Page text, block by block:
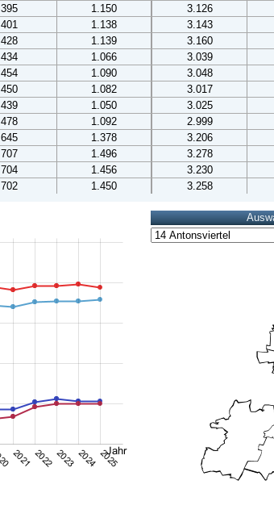
395 1.150 3.126
401 1.138 3.143
428 1.139 3.160
434 1.066 3.039
454 1.090 3.048
450 1.082 3.017
439 1.050 3.025
478 1.092 2.999
645 1.378 3.206
707 1.496 3.278
704 1.456 3.230
702 1.450 3.258